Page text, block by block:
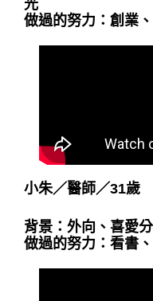
光
做過的努力：創業
小朱／醫師／31歲
背景：外向、喜愛
做過的努力：看書